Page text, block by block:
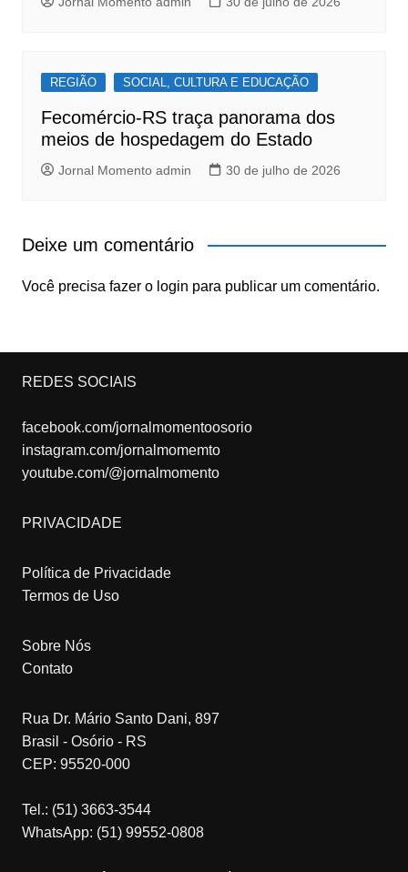
REGIÃO SOCIAL, CULTURA E EDUCAÇÃO
Fecomércio-RS traça panorama dos
meios de hospedagem do Estado
Jornal Momento admin 30 de julho de 2026
Deixe um comentário
Você precisa fazer o login para publicar um comentário.
REDES SOCIAIS
facebook.com/jornalmomentoosorio
instagram.com/jornalmomemto
youtube.com/@jornalmomento
PRIVACIDADE
Política de Privacidade
Termos de Uso
Sobre Nós
Contato
Rua Dr. Mário Santo Dani, 897
Brasil - Osório - RS
CEP: 95520-000
Tel.: (51) 3663-3544
WhatsApp: (51) 99552-0808